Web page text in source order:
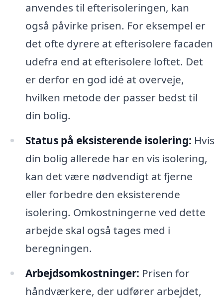
anvendes til efterisoleringen, kan
også påvirke prisen. For eksempel er
det ofte dyrere at efterisolere facaden
udefra end at efterisolere loftet. Det
er derfor en god idé at overveje,
hvilken metode der passer bedst til
din bolig.
Status på eksisterende isolering: Hvis
din bolig allerede har en vis isolering,
kan det være nødvendigt at fjerne
eller forbedre den eksisterende
isolering. Omkostningerne ved dette
arbejde skal også tages med i
beregningen.
Arbejdsomkostninger: Prisen for
håndværkere, der udfører arbejdet,